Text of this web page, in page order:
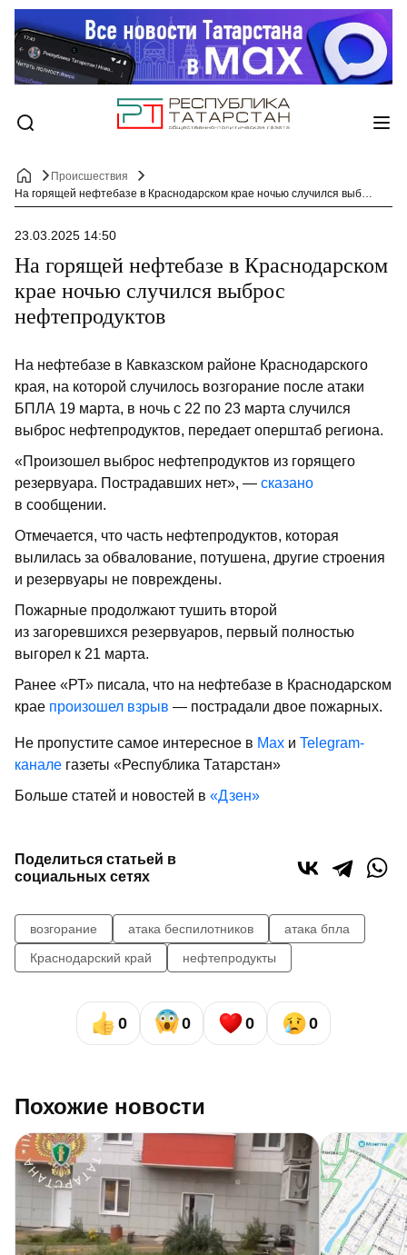
Происшествия
На горящей нефтебазе в Краснодарском крае ночью случился выброс нефтепродуктов
23.03.2025 14:50
На горящей нефтебазе в Краснодарском
крае ночью случился выброс
нефтепродуктов
На нефтебазе в Кавказском районе Краснодарского
края, на которой случилось возгорание после атаки
БПЛА 19 марта, в ночь с 22 по 23 марта случился
выброс нефтепродуктов, передает оперштаб региона.
«Произошел выброс нефтепродуктов из горящего
резервуара. Пострадавших нет», — сказано
в сообщении.
Отмечается, что часть нефтепродуктов, которая
вылилась за обвалование, потушена, другие строения
и резервуары не повреждены.
Пожарные продолжают тушить второй
из загоревшихся резервуаров, первый полностью
выгорел к 21 марта.
Ранее «РТ» писала, что на нефтебазе в Краснодарском
крае произошел взрыв — пострадали двое пожарных.
Не пропустите самое интересное в Max и Telegram-
канале газеты «Республика Татарстан»
Больше статей и новостей в «Дзен»
Поделиться статьей в
социальных сетях
возгорание атака беспилотников
атака бпла
Краснодарский край
нефтепродукты
0 0 0 0
Похожие новости